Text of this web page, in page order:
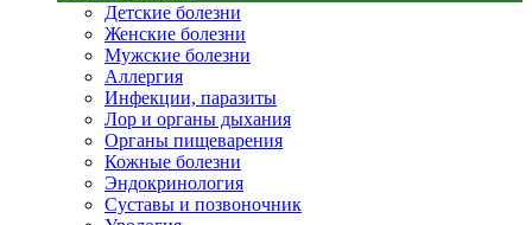
Детские болезни
Женские болезни
Мужские болезни
Аллергия
Инфекции, паразиты
Лор и органы дыхания
Органы пищеварения
Кожные болезни
Эндокринология
Суставы и позвоночник